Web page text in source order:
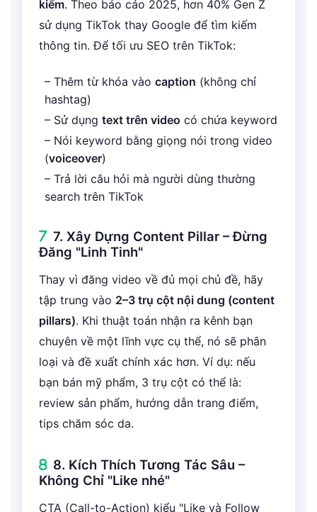
kiếm. Theo báo cáo 2025, hơn 40% Gen Z
sử dụng TikTok thay Google để tìm kiếm
thông tin. Để tối ưu SEO trên TikTok:
– Thêm từ khóa vào caption (không chỉ
hashtag)
– Sử dụng text trên video có chứa keyword
– Nói keyword bằng giọng nói trong video
(voiceover)
– Trả lời câu hỏi mà người dùng thường
search trên TikTok
7. Xây Dựng Content Pillar – Đừng
Đăng "Linh Tinh"
Thay vì đăng video về đủ mọi chủ đề, hãy
tập trung vào 2–3 trụ cột nội dung (content
pillars). Khi thuật toán nhận ra kênh bạn
chuyên về một lĩnh vực cụ thể, nó sẽ phân
loại và đề xuất chính xác hơn. Ví dụ: nếu
bạn bán mỹ phẩm, 3 trụ cột có thể là:
review sản phẩm, hướng dẫn trang điểm,
tips chăm sóc da.
8. Kích Thích Tương Tác Sâu –
Không Chỉ "Like nhé"
CTA (Call-to-Action) kiểu "Like và Follow